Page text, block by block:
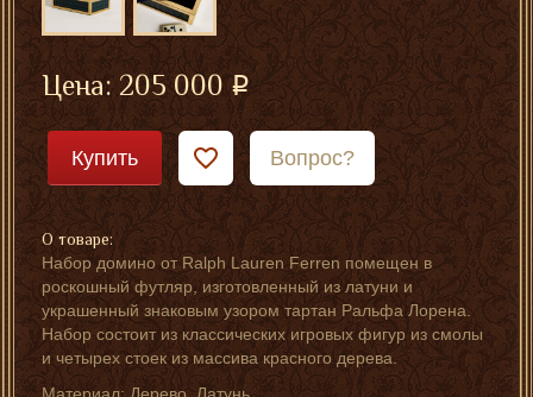
Цена:205 000
Купить Вопрос?
О товаре:
Набор домино от Ralph Lauren Ferren помещен в
роскошный футляр, изготовленный из латуни и
украшенный знаковым узором тартан Ральфа Лорена.
Набор состоит из классических игровых фигур из смолы
и четырех стоек из массива красного дерева.